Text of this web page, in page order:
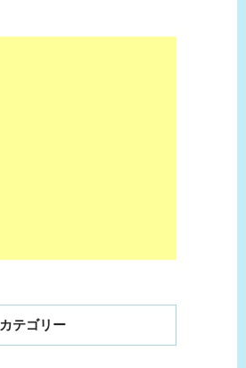
カテゴリー